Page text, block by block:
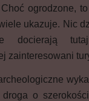
ogrodzone,
ukazuje. Nic
docierają
zainteresowani
droga o